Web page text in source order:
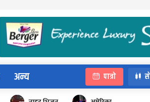
अन्य पात्रो